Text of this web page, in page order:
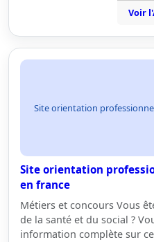
Voir
Site orientation
Site orientation
en france
Métiers et concours Vous
de la santé et du social ?
information complète sur